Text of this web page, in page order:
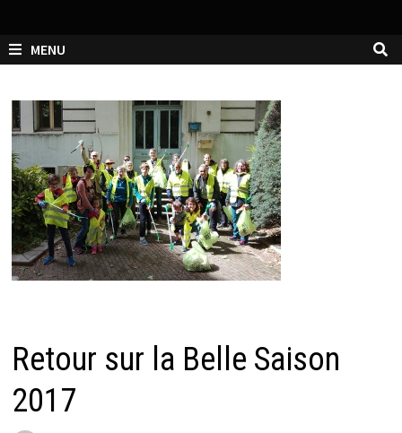
MENU
Retour sur la Belle Saison
2017